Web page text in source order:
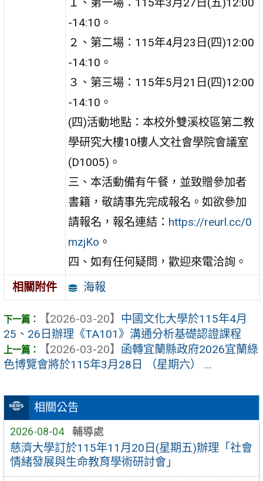
相關公告
2026-08-04 輔導處
慈濟大學訂於115年11月20日(星期五)辦理「社會
情緒發展與生命教育學術研討會」
-14:10。
２、第二場：115年4月23日(四)12:00
-14:10。
３、第三場：115年5月21日(四)12:00
-14:10。
(四)活動地點：本校外雙溪校區第二教
學研究大樓10樓人文社會學院會議室
(D1005)。
三、本活動備有午餐，並致贈參加者
書籍，敬請事先完成報名。如欲參加
請報名，報名連結： https://reurl.cc/0
mzjKo 。
四、如有任何疑問，歡迎來電洽詢。
相關附件
海報
【2026-03-20】 中國文化大學於115年4月
25、26日辦理《TA101》溝通分析基礎認證課程
【2026-03-20】 函轉宜蘭縣政府2026宜蘭綠
色博覽會將於115年3月28日 （星期六） ...